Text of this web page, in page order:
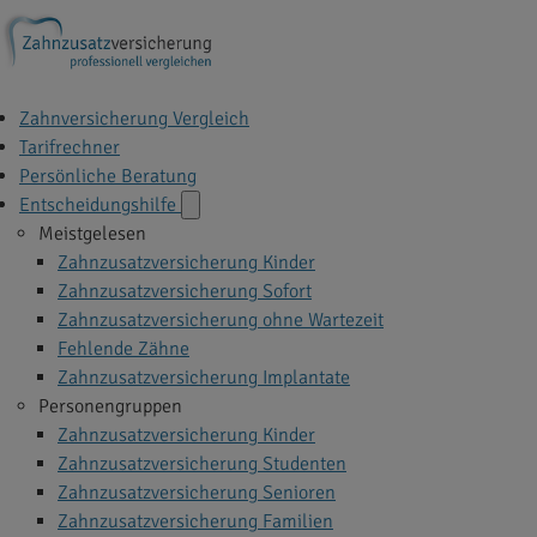
Zahnversicherung Vergleich
Tarifrechner
Persönliche Beratung
Entscheidungshilfe
Meistgelesen
Zahnzusatzversicherung Kinder
Zahnzusatzversicherung Sofort
Zahnzusatzversicherung ohne Wartezeit
Fehlende Zähne
Zahnzusatzversicherung Implantate
Personengruppen
Zahnzusatzversicherung Kinder
Zahnzusatzversicherung Studenten
Zahnzusatzversicherung Senioren
Zahnzusatzversicherung Familien